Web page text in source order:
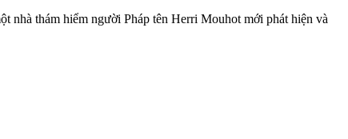
nhà thám hiểm người Pháp tên Herri Mouhot mới phát hiện và